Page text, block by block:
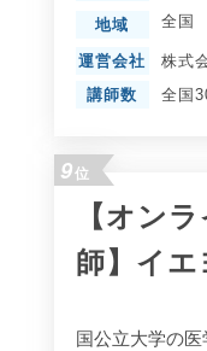
地域 全国
運営会社
株式
講師数
全国
9位
【オン
師】イ
国公立大学の